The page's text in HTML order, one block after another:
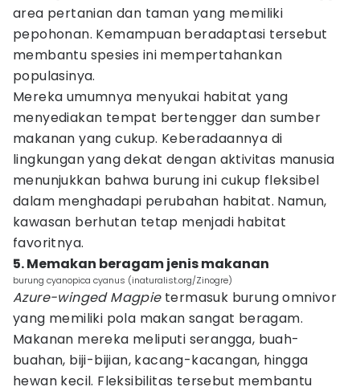
area pertanian dan taman yang memiliki
pepohonan. Kemampuan beradaptasi tersebut
membantu spesies ini mempertahankan
populasinya.
Mereka umumnya menyukai habitat yang
menyediakan tempat bertengger dan sumber
makanan yang cukup. Keberadaannya di
lingkungan yang dekat dengan aktivitas manusia
menunjukkan bahwa burung ini cukup fleksibel
dalam menghadapi perubahan habitat. Namun,
kawasan berhutan tetap menjadi habitat
favoritnya.
5. Memakan beragam jenis makanan
burung cyanopica cyanus (inaturalist.org/Zinogre)
Azure-winged Magpie termasuk burung omnivor
yang memiliki pola makan sangat beragam.
Makanan mereka meliputi serangga, buah-
buahan, biji-bijian, kacang-kacangan, hingga
hewan kecil. Fleksibilitas tersebut membantu